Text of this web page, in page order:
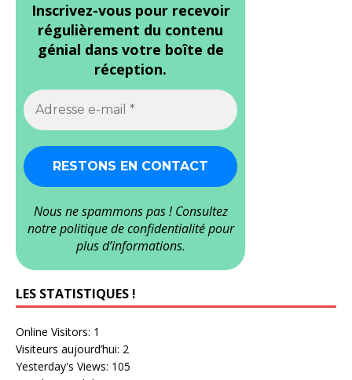
Inscrivez-vous pour recevoir
régulièrement du contenu
génial dans votre boîte de
réception.
Nous ne spammons pas ! Consultez
notrepolitique de confidentialitépour
plus d’informations.
LES STATISTIQUES !
Online Visitors: 1
Visiteurs aujourd’hui: 2
Yesterday's Views: 105